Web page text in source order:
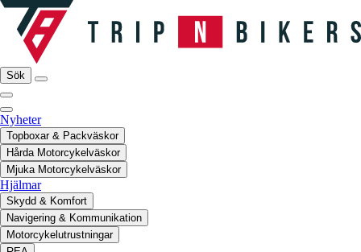
Sök
Nyheter
Topboxar & Packväskor
Hårda Motorcykelväskor
Mjuka Motorcykelväskor
Hjälmar
Skydd & Komfort
Navigering & Kommunikation
Motorcykelutrustningar